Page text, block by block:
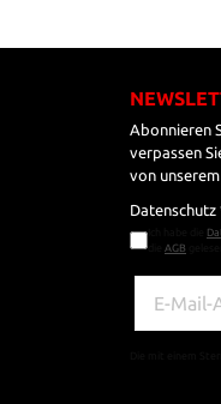
Abonnieren
verpassen
von
Datenschutz
AGB